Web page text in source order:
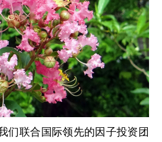
我们联合国际领先的因子投资团